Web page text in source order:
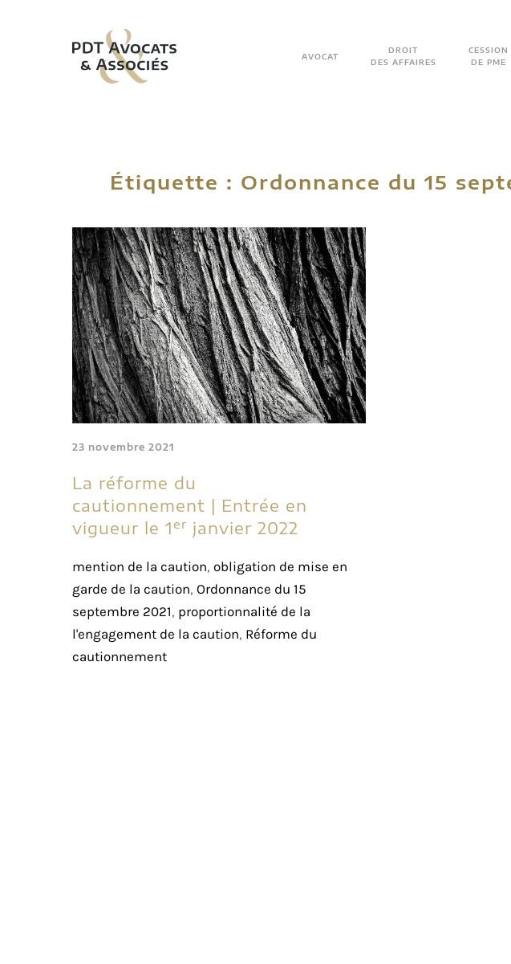
Skip to main content
AVOCAT
DROIT
DES AFFAIRES
CESSION
DE PME
Étiquette : Ordonnance du 15
23 novembre 2021
La réforme du
cautionnement | Entrée en
vigueur le 1 er janvier 2022
mention de la caution, obligation de mise en
garde de la caution, Ordonnance du 15
septembre 2021, proportionnalité de la
l'engagement de la caution, Réforme du
cautionnement